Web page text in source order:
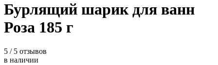
Бурлящий шарик для ванн
Роза 185 г
5 / 5 отзывов
в наличии